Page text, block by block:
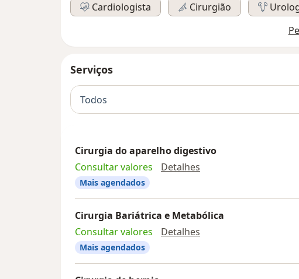
Cardiologista
Cirurgião
Serviços
Todos
Cirurgia do aparelho digestivo
Consultar valores
Detalhes
Mais agendados
Cirurgia Bariátrica e Metabólica
Consultar valores
Detalhes
Mais agendados